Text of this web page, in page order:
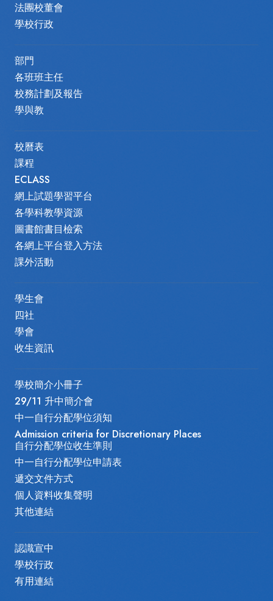
法團校董會
學校行政
部門
各班班主任
校務計劃及報告
學與教
校曆表
課程
ECLASS
網上試題學習平台
各學科教學資源
圖書館書目檢索
各網上平台登入方法
課外活動
學生會
四社
學會
收生資訊
學校簡介小冊子
29/11 升中簡介會
中一自行分配學位須知
Admission criteria for Discretionary Places
自行分配學位收生準則
中一自行分配學位申請表
遞交文件方式
個人資料收集聲明
其他連結
認識宣中
學校行政
有用連結